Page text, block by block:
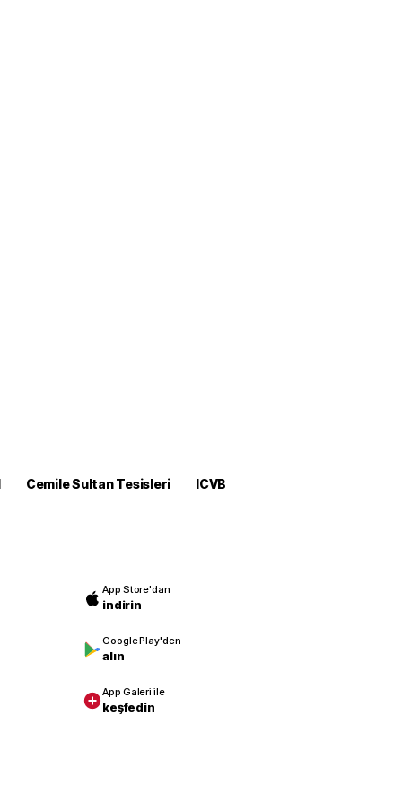
Cemile Sultan Tesisleri
ICVB
App Store'dan
indirin
Google Play'den
alın
App Galeri ile
keşfedin